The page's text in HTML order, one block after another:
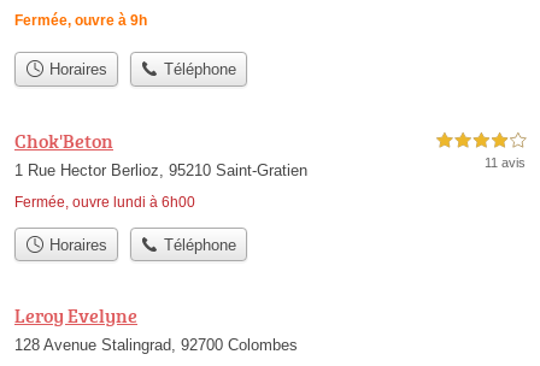
Fermée, ouvre à 9h
Horaires Téléphone
Chok'Beton
1 Rue Hector Berlioz, 95210 Saint-Gratien
Fermée, ouvre lundi à 6h00
4,0 étoiles sur 5
11 avis
Horaires Téléphone
Leroy Evelyne
128 Avenue Stalingrad, 92700 Colombes